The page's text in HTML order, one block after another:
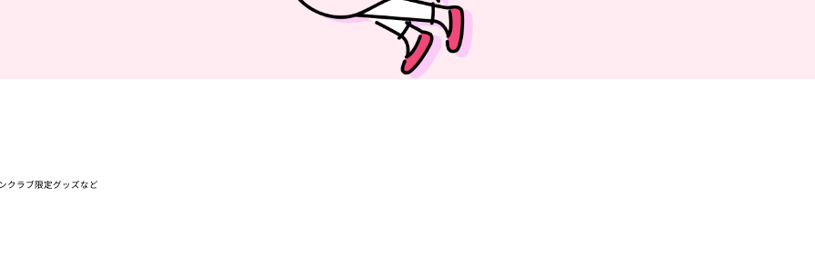
クラブ限定グッズなど